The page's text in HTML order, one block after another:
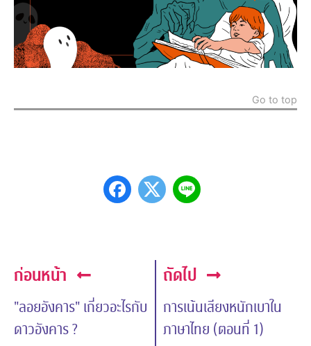
Go to top
ก่อนหน้า
"ลอยอังคาร" เกี่ยวอะไรกับ
ดาวอังคาร ?
ถัดไป
การเน้นเสียงหนักเบาใน
ภาษาไทย (ตอนที่ 1)